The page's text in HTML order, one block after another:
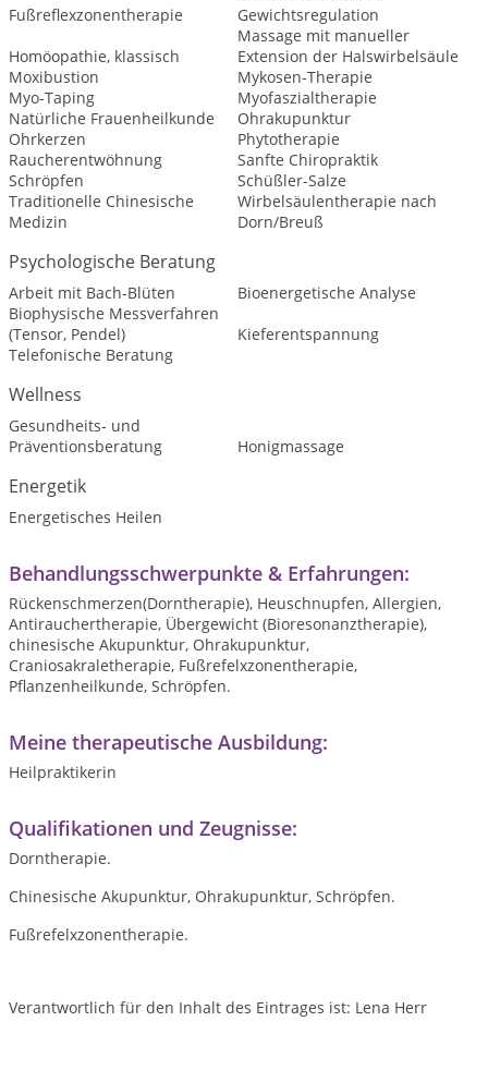
Fußreflexzonentherapie
Gewichtsregulation
Homöopathie, klassisch
Massage mit manueller
Extension der Halswirbelsäule
Moxibustion
Mykosen-Therapie
Myo-Taping
Myofaszialtherapie
Natürliche Frauenheilkunde
Ohrakupunktur
Ohrkerzen
Phytotherapie
Raucherentwöhnung
Sanfte Chiropraktik
Schröpfen
Schüßler-Salze
Traditionelle Chinesische
Medizin
Wirbelsäulentherapie nach
Dorn/Breuß
Psychologische Beratung
Arbeit mit Bach-Blüten
Bioenergetische Analyse
Biophysische Messverfahren
(Tensor, Pendel)
Kieferentspannung
Telefonische Beratung
Wellness
Gesundheits- und
Präventionsberatung
Honigmassage
Energetik
Energetisches Heilen
Behandlungsschwerpunkte & Erfahrungen:
Rückenschmerzen(Dorntherapie), Heuschnupfen, Allergien,
Antirauchertherapie, Übergewicht (Bioresonanztherapie),
chinesische Akupunktur, Ohrakupunktur,
Craniosakraletherapie, Fußrefelxzonentherapie,
Pflanzenheilkunde, Schröpfen.
Meine therapeutische Ausbildung:
Heilpraktikerin
Qualifikationen und Zeugnisse:
Dorntherapie.
Chinesische Akupunktur, Ohrakupunktur, Schröpfen.
Fußrefelxzonentherapie.
Verantwortlich für den Inhalt des Eintrages ist: Lena Herr